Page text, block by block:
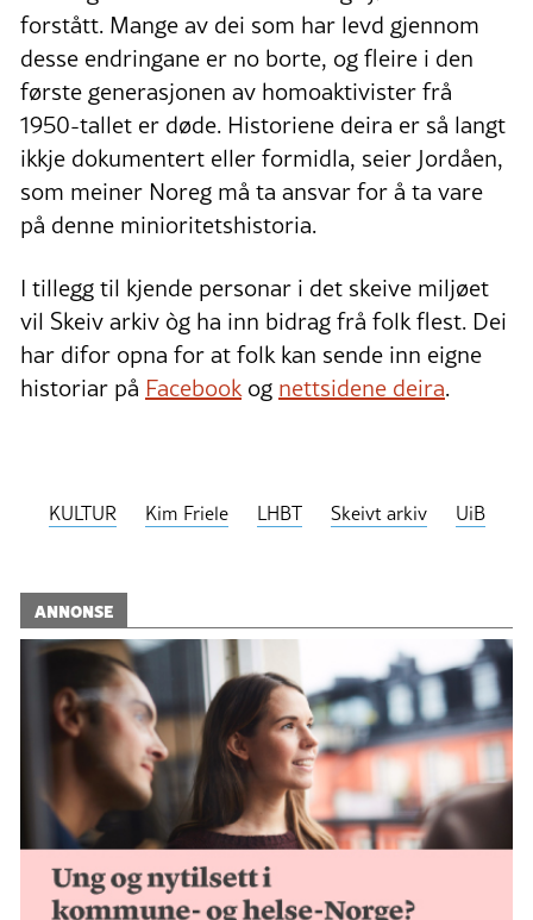
forstått. Mange av dei som har levd gjennom
desse endringane er no borte, og fleire i den
første generasjonen av homoaktivister frå
1950-tallet er døde. Historiene deira er så langt
ikkje dokumentert eller formidla, seier Jordåen,
som meiner Noreg må ta ansvar for å ta vare
på denne minioritetshistoria.
I tillegg til kjende personar i det skeive miljøet
vil Skeiv arkiv òg ha inn bidrag frå folk flest. Dei
har difor opna for at folk kan sende inn eigne
historiar på Facebookog nettsidene deira.
KULTUR Kim Friele LHBT Skeivt arkiv UiB
ANNONSE